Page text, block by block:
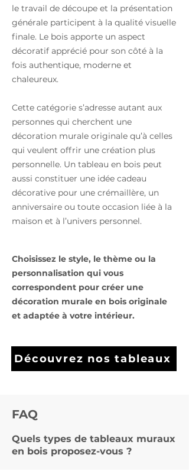
le travail de découpe et la présentation
générale participent à la qualité visuelle
finale. Le bois apporte un aspect
décoratif apprécié pour son côté à la
fois authentique, moderne et
chaleureux.
Cette catégorie s’adresse autant aux
personnes qui cherchent une
décoration murale originale qu’à celles
qui veulent offrir une création plus
personnelle. Un tableau en bois peut
aussi constituer une idée cadeau
décorative pour une crémaillère, un
anniversaire ou toute occasion liée à la
maison et à l’univers personnel.
Choisissez le style, le thème ou la
personnalisation qui vous
correspondent pour créer une
décoration murale en bois originale
et adaptée à votre intérieur.
Découvrez nos tableaux
FAQ
Quels types de tableaux muraux
en bois proposez-vous ?